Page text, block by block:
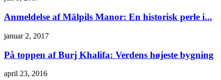
Anmeldelse af Mālpils Manor: En historisk perle i...
januar 2, 2017
På toppen af Burj Khalifa: Verdens højeste bygning
april 23, 2016